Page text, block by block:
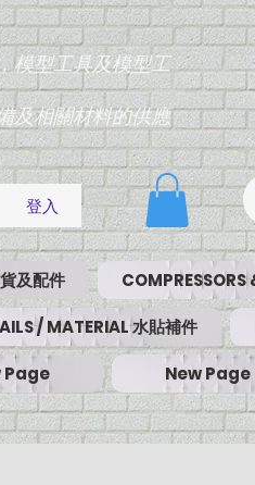
模型工具及模型工
及相關材料的供應
登入
及配件 COMPRESSORS
/ MATERIAL 水貼補件
Page New Page